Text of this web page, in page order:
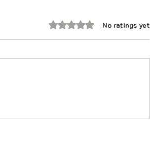
Rated 0 out of 5 stars.
No ratings yet